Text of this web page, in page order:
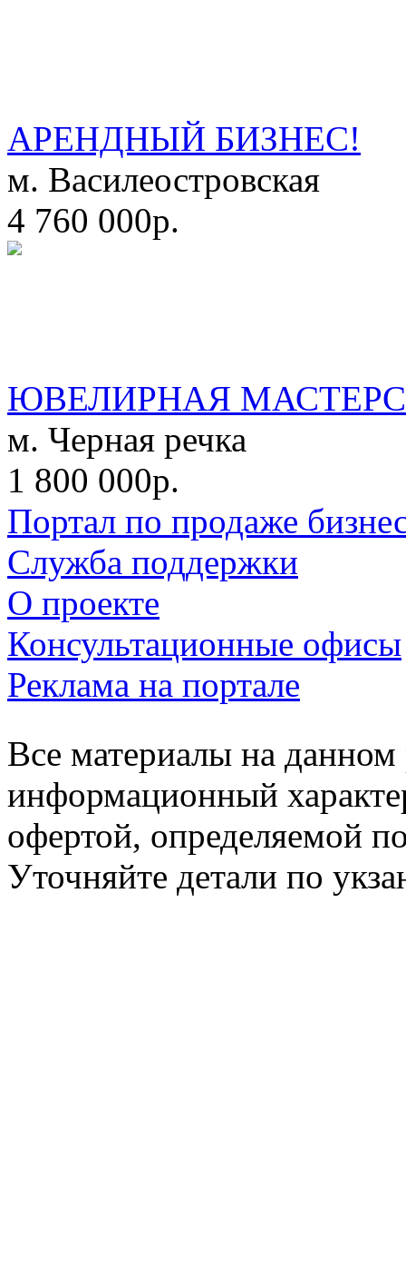
АРЕНДНЫЙ БИЗНЕС!
м. Василеостровская
4 760 000р.
ЮВЕЛИРНАЯ
м. Черная речка
1 800 000р.
Портал по продаже
Служба поддержки
О проекте
Консультационные офисы
Реклама на портале
Все материалы на данном
информационный
офертой, определяемой
Уточняйте детали по